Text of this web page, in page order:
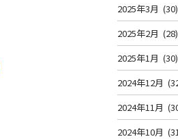
2025年3月 (30)
2025年2月 (28)
2025年1月 (30)
2024年12月
2024年11月
2024年10月